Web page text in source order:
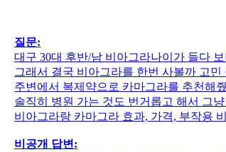
질문:
대구 30대 후반/남 비아그라나이가 들다
그래서 결국 비아그라를 한번 사볼까 고
주변에서 복제약으로 카마그라를 추천해
솔직히 병원 가는 것도 번거롭고 해서 그
비아그라랑 카마그라 효과, 가격, 부작용
비공개 답변: